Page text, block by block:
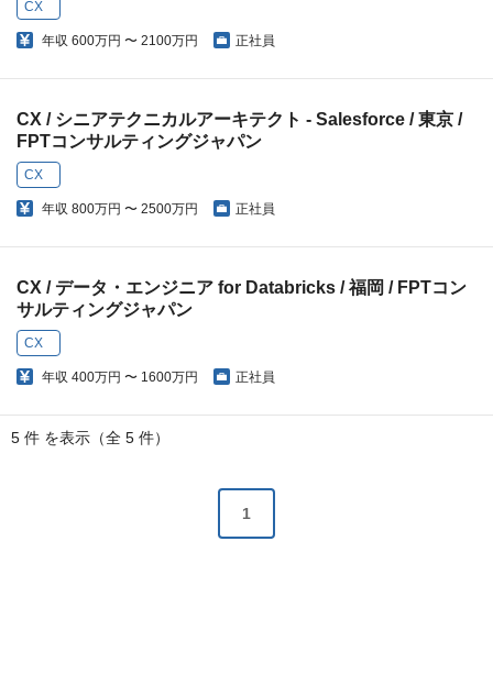
CX
年収 600万円 〜 2100万円 正社員
CX / シニアテクニカルアーキテクト - Salesforce / 東京 /
FPTコンサルティングジャパン
CX
年収 800万円 〜 2500万円 正社員
CX / データ・エンジニア for Databricks / 福岡 / FPTコン
サルティングジャパン
CX
年収 400万円 〜 1600万円 正社員
5 件 を表示（全 5 件）
1